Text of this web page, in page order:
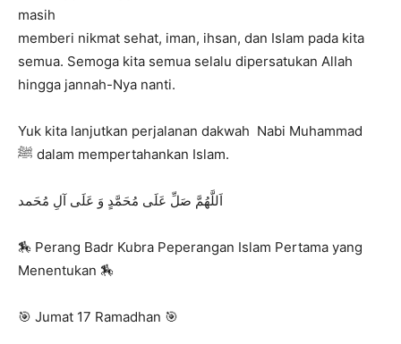
masih
memberi nikmat sehat, iman, ihsan, dan Islam pada kita
semua. Semoga kita semua selalu dipersatukan Allah
hingga jannah-Nya nanti.
Yuk kita lanjutkan perjalanan dakwah Nabi Muhammad
ﷺ dalam mempertahankan Islam.
‎اَللَّهُمَّ صَلِّ عَلَى مُحَمَّدٍ وَ عَلَى آلِ مُحَمد
🏇 Perang Badr Kubra Peperangan Islam Pertama yang
Menentukan 🏇
🎯 Jumat 17 Ramadhan 🎯